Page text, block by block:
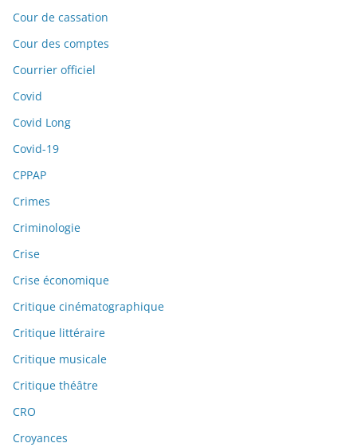
Cour de cassation
Cour des comptes
Courrier officiel
Covid
Covid Long
Covid-19
CPPAP
Crimes
Criminologie
Crise
Crise économique
Critique cinématographique
Critique littéraire
Critique musicale
Critique théâtre
CRO
Croyances